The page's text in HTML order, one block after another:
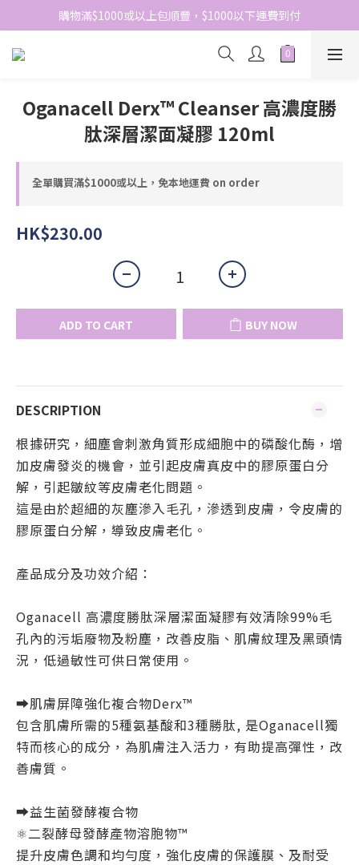
網站免費登記會員，會員優惠價於結帳時自動扣減
購物滿$1000或以上包順豐，$1000以下運費到付
網站免費登記會員，會員優惠價於結帳時自動扣減
Oganacell Derx™ Cleanser 高濃度勝
肽深層潔面凝膠 120ml
全單購買滿$1000或以上，免本地運費 on order
HK$230.00
ADD TO CART BUY NOW
DESCRIPTION
根據研究，細塵會刺激角質形成細胞中的磷酸化酶，增
加皮膚發炎的機會，並引起皮膚真皮中的膠原蛋白分
解，引起皺紋等皮膚老化問題。
這是由於超細的灰塵滲入毛孔，滲透到皮膚，令皮膚的
膠原蛋白分解，導致皮膚老化。
產品成分及功效介紹：
Oganacell 高濃度勝肽深層潔面凝膠有效清除99%毛
孔內的污垢廢物及粉塵，改善皮脂、肌膚紋理及黑頭情
況，低過敏性可供日常使用。
➡️肌膚屏障強化複合物Derx™
包含肌膚所需的5種氨基酸和3種勝肽, 是Oganacell獨
特而核心的成分，為肌膚注入活力，有助提高彈性，改
善膚質。
➡️益生菌發酵複合物
⚛️二裂酵母發酵產物溶胞物™
提升皮膚色調和均勻度，強化皮膚的保護膜、及耐受